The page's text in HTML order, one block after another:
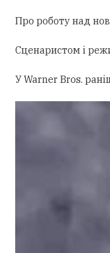
Про роботу над
Сценаристом і
У Warner Bros.